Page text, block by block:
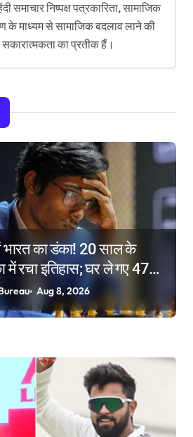
समाचार निष्पक्ष पत्रकारिता, सामाजिक
के माध्यम से सामाजिक बदलाव लाने की
का प्रतीक हैं।
भारत का डंका! 20 साल के
में रचा इतिहास; घर ले गए 47
Aug 8, 2026